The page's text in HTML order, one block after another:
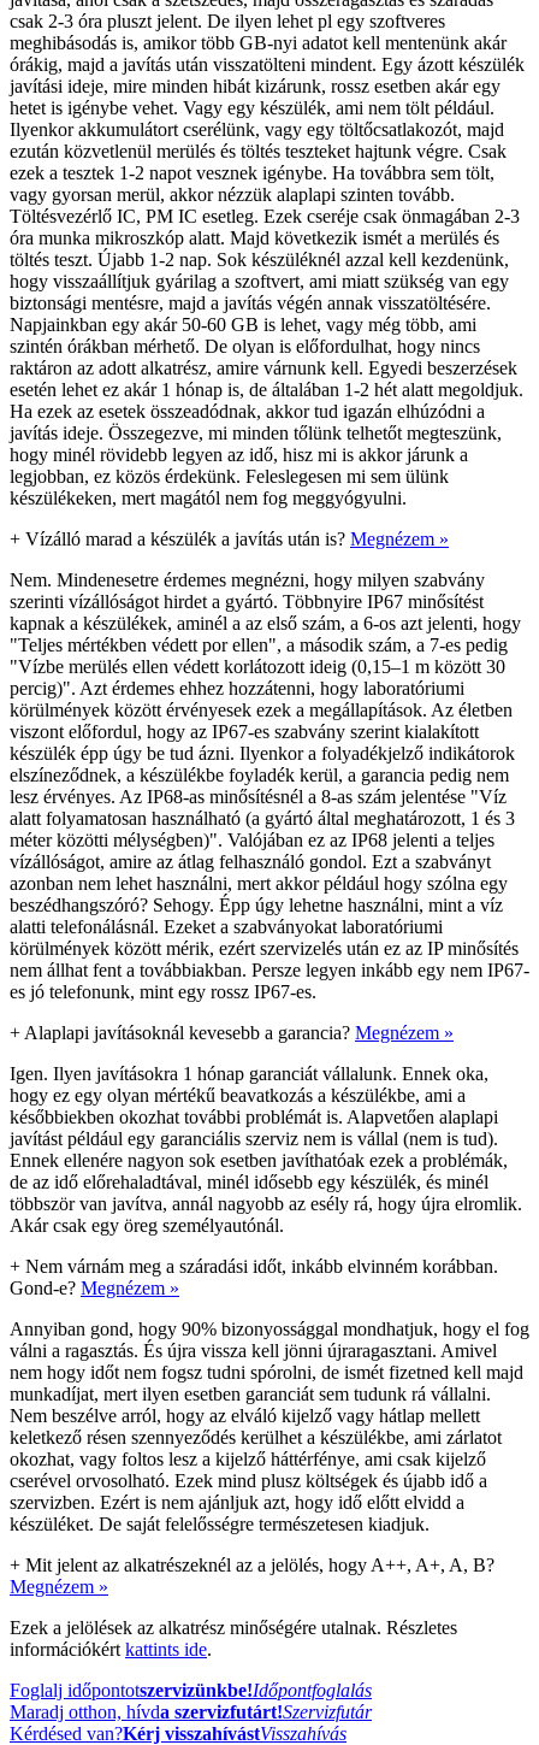
csak 2-3 óra pluszt jelent. De ilyen lehet pl egy szoftveres
meghibásodás is, amikor több GB-nyi adatot kell mentenünk akár
órákig, majd a javítás után visszatölteni mindent. Egy ázott készülék
javítási ideje, mire minden hibát kizárunk, rossz esetben akár egy
hetet is igénybe vehet. Vagy egy készülék, ami nem tölt például.
Ilyenkor akkumulátort cserélünk, vagy egy töltőcsatlakozót, majd
ezután közvetlenül merülés és töltés teszteket hajtunk végre. Csak
ezek a tesztek 1-2 napot vesznek igénybe. Ha továbbra sem tölt,
vagy gyorsan merül, akkor nézzük alaplapi szinten tovább.
Töltésvezérlő IC, PM IC esetleg. Ezek cseréje csak önmagában 2-3
óra munka mikroszkóp alatt. Majd következik ismét a merülés és
töltés teszt. Újabb 1-2 nap. Sok készüléknél azzal kell kezdenünk,
hogy visszaállítjuk gyárilag a szoftvert, ami miatt szükség van egy
biztonsági mentésre, majd a javítás végén annak visszatöltésére.
Napjainkban egy akár 50-60 GB is lehet, vagy még több, ami
szintén órákban mérhető. De olyan is előfordulhat, hogy nincs
raktáron az adott alkatrész, amire várnunk kell. Egyedi beszerzések
esetén lehet ez akár 1 hónap is, de általában 1-2 hét alatt megoldjuk.
Ha ezek az esetek összeadódnak, akkor tud igazán elhúzódni a
javítás ideje. Összegezve, mi minden tőlünk telhetőt megteszünk,
hogy minél rövidebb legyen az idő, hisz mi is akkor járunk a
legjobban, ez közös érdekünk. Feleslegesen mi sem ülünk
készülékeken, mert magától nem fog meggyógyulni.
+ Vízálló marad a készülék a javítás után is? Megnézem »
Nem. Mindenesetre érdemes megnézni, hogy milyen szabvány
szerinti vízállóságot hirdet a gyártó. Többnyire IP67 minősítést
kapnak a készülékek, aminél a az első szám, a 6-os azt jelenti, hogy
"Teljes mértékben védett por ellen", a második szám, a 7-es pedig
"Vízbe merülés ellen védett korlátozott ideig (0,15–1 m között 30
percig)". Azt érdemes ehhez hozzátenni, hogy laboratóriumi
körülmények között érvényesek ezek a megállapítások. Az életben
viszont előfordul, hogy az IP67-es szabvány szerint kialakított
készülék épp úgy be tud ázni. Ilyenkor a folyadékjelző indikátorok
elszíneződnek, a készülékbe foyladék kerül, a garancia pedig nem
lesz érvényes. Az IP68-as minősítésnél a 8-as szám jelentése "Víz
alatt folyamatosan használható (a gyártó által meghatározott, 1 és 3
méter közötti mélységben)". Valójában ez az IP68 jelenti a teljes
vízállóságot, amire az átlag felhasználó gondol. Ezt a szabványt
azonban nem lehet használni, mert akkor például hogy szólna egy
beszédhangszóró? Sehogy. Épp úgy lehetne használni, mint a víz
alatti telefonálásnál. Ezeket a szabványokat laboratóriumi
körülmények között mérik, ezért szervizelés után ez az IP minősítés
nem állhat fent a továbbiakban. Persze legyen inkább egy nem IP67-
es jó telefonunk, mint egy rossz IP67-es.
+ Alaplapi javításoknál kevesebb a garancia? Megnézem »
Igen. Ilyen javításokra 1 hónap garanciát vállalunk. Ennek oka,
hogy ez egy olyan mértékű beavatkozás a készülékbe, ami a
későbbiekben okozhat további problémát is. Alapvetően alaplapi
javítást például egy garanciális szerviz nem is vállal (nem is tud).
Ennek ellenére nagyon sok esetben javíthatóak ezek a problémák,
de az idő előrehaladtával, minél idősebb egy készülék, és minél
többször van javítva, annál nagyobb az esély rá, hogy újra elromlik.
Akár csak egy öreg személyautónál.
+ Nem várnám meg a száradási időt, inkább elvinném korábban.
Gond-e? Megnézem »
Annyiban gond, hogy 90% bizonyossággal mondhatjuk, hogy el fog
válni a ragasztás. És újra vissza kell jönni újraragasztani. Amivel
nem hogy időt nem fogsz tudni spórolni, de ismét fizetned kell majd
munkadíjat, mert ilyen esetben garanciát sem tudunk rá vállalni.
Nem beszélve arról, hogy az elváló kijelző vagy hátlap mellett
keletkező résen szennyeződés kerülhet a készülékbe, ami zárlatot
okozhat, vagy foltos lesz a kijelző háttérfénye, ami csak kijelző
cserével orvosolható. Ezek mind plusz költségek és újabb idő a
szervizben. Ezért is nem ajánljuk azt, hogy idő előtt elvidd a
készüléket. De saját felelősségre természetesen kiadjuk.
+ Mit jelent az alkatrészeknél az a jelölés, hogy A++, A+, A, B?
Megnézem »
Ezek a jelölések az alkatrész minőségére utalnak. Részletes
információkért kattints ide.
Foglalj időpontotszervizünkbe!Időpontfoglalás
Maradj otthon, hívda szervizfutárt!Szervizfutár
Kérdésed van?Kérj visszahívástVisszahívás